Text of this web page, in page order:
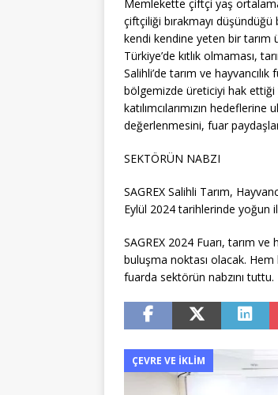
Memlekette çiftçi yaş
çiftçiliği bırakmayı
kendi kendine yeten bir tarım
Türkiye’de kıtlık olmaması,
Salihli’de tarım ve
bölgemizde üreticiyi hak ettiği
katılımcılarımızın
değerlenmesini, fuar
SEKTÖRÜN NABZI
SAGREX Salihli Tarım,
Eylül 2024 tarihlerinde yoğun
SAGREX 2024 Fuarı, tarım
buluşma noktası olacak. Hem
fuarda sektörün nabzını tuttu.
ÇEVRE VE İKLIM